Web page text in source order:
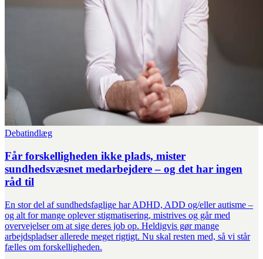
Debatindlæg
Får forskelligheden ikke plads, mister
sundhedsvæsnet medarbejdere – og det har ingen
råd til
En stor del af sundhedsfaglige har ADHD, ADD og/eller autisme –
og alt for mange oplever stigmatisering, mistrives og går med
overvejelser om at sige deres job op. Heldigvis gør mange
arbejdspladser allerede meget rigtigt. Nu skal resten med, så vi står
fælles om forskelligheden.